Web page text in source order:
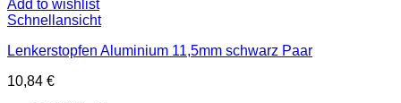
Add to wishlist
Schnellansicht
Lenkerstopfen Aluminium 11,5mm schwarz Paar
10,84 €